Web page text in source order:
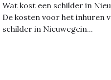
Wat kost een schilder in
De kosten voor het inhuren
schilder in Nieuwegein...